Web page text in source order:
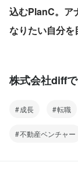
込むPlanC。ア
なりたい自分を
株式会社diff
成長 転職
不動産ベンチャー